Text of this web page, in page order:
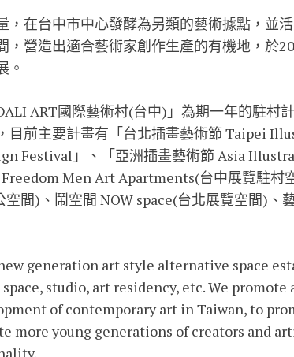
，在台中市中心發酵為另類的藝術據點，並
，營造出適合藝術家創作生產的有機地，於
。
ART國際藝術村(台中)」為期一年的駐村
目前主要計畫有「台北插畫藝術節 Taipei
Festival」、「亞洲插畫藝術節 Asia
Men Art Apartments(台中展覽駐村
間)、鬧空間 NOW space(台北展覽空間)、
generation art style alternative space
studio, art residency, etc. We
of contemporary art in Taiwan, to
more young generations of creators and